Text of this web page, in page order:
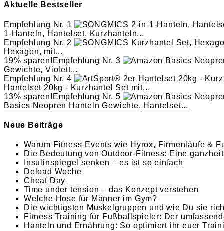
Aktuelle Bestseller
Empfehlung Nr. 1
1-Hanteln, Hantelset, Kurzhanteln...
Empfehlung Nr. 2
Hexagon, mit...
19% sparen! Empfehlung Nr. 3
Gewichte, Violett...
Empfehlung Nr. 4
Hantelset 20kg - Kurzhantel Set mit...
13% sparen! Empfehlung Nr. 5
Basics Neopren Hanteln Gewichte, Hantelset...
Neue Beiträge
Warum Fitness-Events wie Hyrox, Firmenläufe &
Die Bedeutung von Outdoor-Fitness: Eine
Insulinspiegel senken – es ist so einfach
Deload Woche
Cheat Day
Time under tension – das Konzept verstehen
Welche Hose für Männer im Gym?
Die wichtigsten Muskelgruppen und wie Du sie
Fitness Training für Fußballspieler: Der
Hanteln und Ernährung: So optimiert ihr euer